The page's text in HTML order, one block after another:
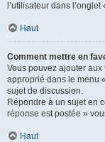
l’utilisateur dans
Haut
Comment mettre en
Vous pouvez ajouter
approprié dans le menu
sujet de discussion.
Répondre à un sujet en
réponse est postée »
Haut